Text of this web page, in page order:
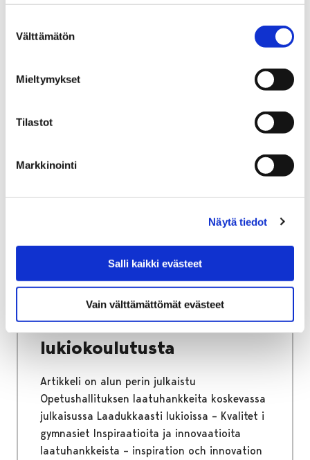
valinta
Välttämätön
Mieltymykset
Tilastot
Markkinointi
Näytä tiedot
Salli kaikki evästeet
Vain välttämättömät evästeet
työpaikat
linkistä, joka ohjautuu Kuntarekryyn.
Etusivu
Kehittämishankkeet
Päättyneet hankkeet
Priima
Hanke kirjoihin ja kansiin:
Priima – entistä
laadukkaampaa
lukiokoulutusta
Artikkeli on alun perin julkaistu
Opetushallituksen laatuhankkeita koskevassa
julkaisussa Laadukkaasti lukioissa – Kvalitet i
gymnasiet Inspiraatioita ja innovaatioita
laatuhankkeista – inspiration och innovation